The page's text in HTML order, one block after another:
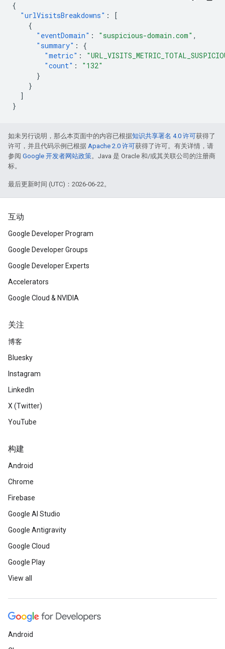
{
"urlVisitsBreakdowns" :
[
{
"eventDomain" : "suspicious-domain.com" ,
"summary" :
{
"metric" :
"count" :
"132"
}
}
]
}
如未另行说明，那么本页面中的内容已根据知识共享署名 4.0 许可获得了
许可，并且代码示例已根据 Apache 2.0 许可获得了许可。有关详情，请
参阅 Google 开发者网站政策。Java 是 Oracle 和/或其关联公司的注册商
标。
最后更新时间 (UTC)：2026-06-22。
互动
Google Developer Program
Google Developer Groups
Google Developer Experts
Accelerators
Google Cloud & NVIDIA
关注
博客
Bluesky
Instagram
LinkedIn
X (Twitter)
YouTube
构建
Android
Chrome
Firebase
Google AI Studio
Google Antigravity
Google Cloud
Google Play
View all
Android